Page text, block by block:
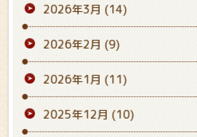
2026年3月 (14)
2026年2月 (9)
2026年1月 (11)
2025年12月 (10)